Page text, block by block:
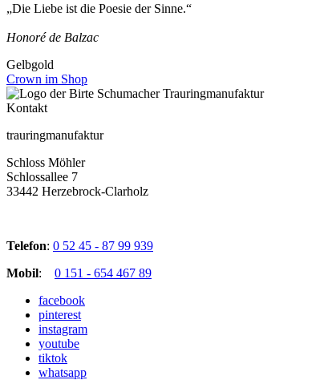
„Die Liebe ist die Poesie der Sinne.“
Honoré de Balzac
Gelbgold
Crown im Shop
Kontakt
trauringmanufaktur
Schloss Möhler
Schlossallee 7
33442 Herzebrock-Clarholz
Telefon: 0 52 45 - 87 99 939
Mobil: 0 151 - 654 467 89
facebook
pinterest
instagram
youtube
tiktok
whatsapp